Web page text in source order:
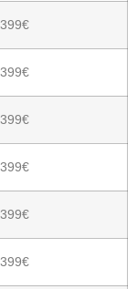
399€
399€
399€
399€
399€
399€